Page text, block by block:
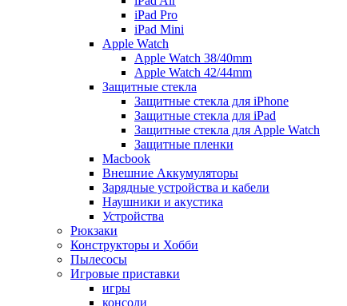
iPad Pro
iPad Mini
Apple Watch
Apple Watch 38/40mm
Apple Watch 42/44mm
Защитные стекла
Защитные стекла для iPhone
Защитные стекла для iPad
Защитные стекла для Apple Watch
Защитные пленки
Macbook
Внешние Аккумуляторы
Зарядные устройства и кабели
Наушники и акустика
Устройства
Рюкзаки
Конструкторы и Хобби
Пылесосы
Игровые приставки
игры
консоли